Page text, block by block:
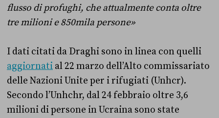
flusso di profughi, che attualmente conta oltre
tre milioni e 850mila persone»
I dati citati da Draghi sono in linea con quelli
aggiornati al 22 marzo dell’Alto commissariato
delle Nazioni Unite per i rifugiati (Unhcr).
Secondo l’Unhchr, dal 24 febbraio oltre 3,6
milioni di persone in Ucraina sono state